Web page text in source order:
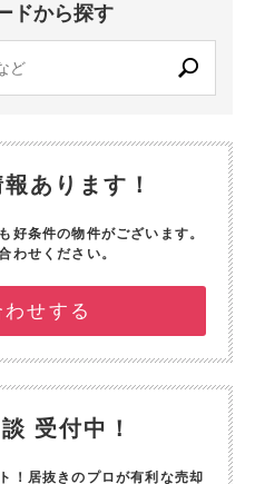
ドから探す
あります！
好条件の物件がございます。
わせください。
せする
受付中！
！ 居抜きのプロが有利な売却